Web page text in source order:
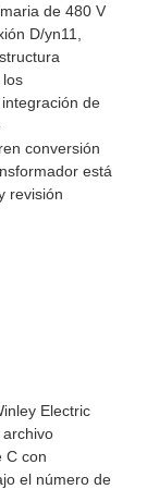
de 480 V
D/yn11,
los
de
conversión
está
revisión
Electric
C con
el número de